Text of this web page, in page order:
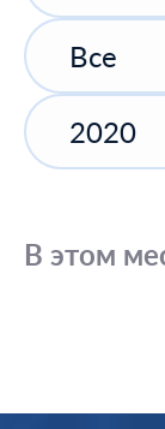
Все
2020
В этом